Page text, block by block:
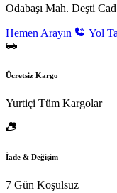
Odabaşı Mah. Deşti
Hemen Arayın Yol
Ücretsiz Kargo
Yurtiçi Tüm Kargolar
İade & Değişim
7 Gün Koşulsuz